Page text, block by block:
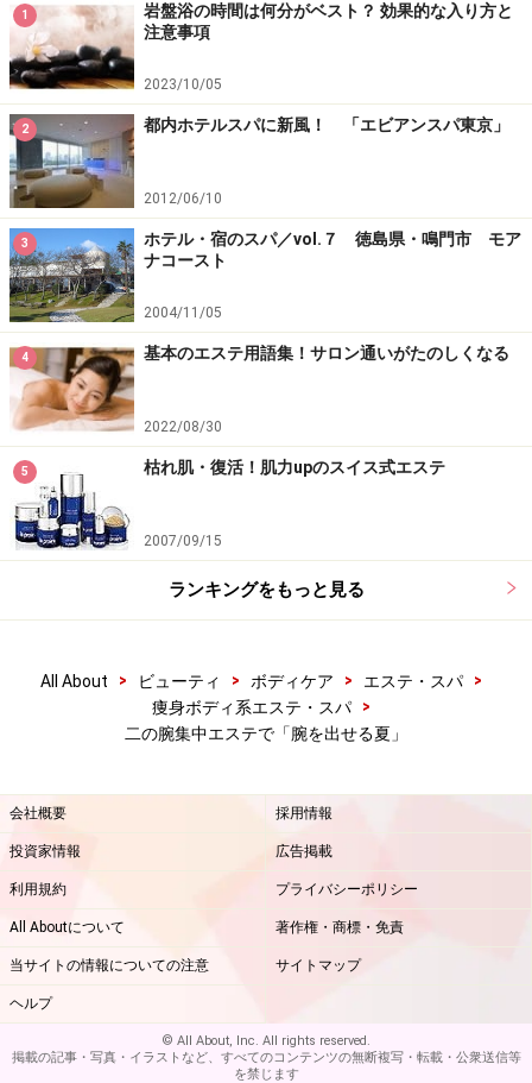
1
岩盤浴の時間は何分がベスト？ 効果的な入り方と
注意事項
2023/10/05
2 都内ホテルスパに新風！ 「エビアンスパ東京」
2012/06/10
3
ホテル・宿のスパ／vol.７ 徳島県・鳴門市 モア
ナコースト
2004/11/05
4 基本のエステ用語集！サロン通いがたのしくなる
2022/08/30
5 枯れ肌・復活！肌力upのスイス式エステ
2007/09/15
ランキングをもっと見る
All About > ビューティ > ボディケア > エステ・スパ
>
痩身ボディ系エステ・スパ
>
二の腕集中エステで「腕を出せる夏」
会社概要 採用情報
投資家情報 広告掲載
利用規約 プライバシーポリシー
All Aboutについて 著作権・商標・免責
当サイトの情報についての注意 サイトマップ
ヘルプ
© All About, Inc. All rights reserved.
掲載の記事・写真・イラストなど、すべてのコンテンツの無断複写・転載・公衆送信等
を禁じます